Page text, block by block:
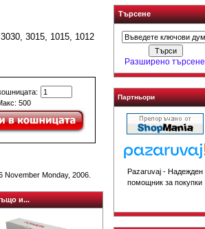
3015, 1015, 1012
500
November Monday, 2006.
и...
Търсене
Разширено търсене
Партньори
Pazaruvaj - Надежден
помощник за покупки